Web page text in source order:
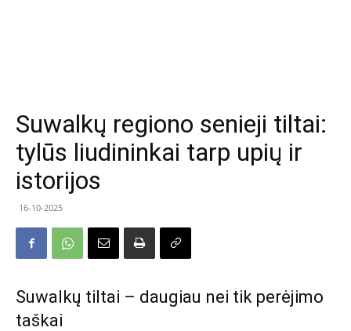
Suwalkų regiono senieji tiltai:
tylūs liudininkai tarp upių ir
istorijos
16-10-2025
Suwalkų tiltai – daugiau nei tik perėjimo
taškai